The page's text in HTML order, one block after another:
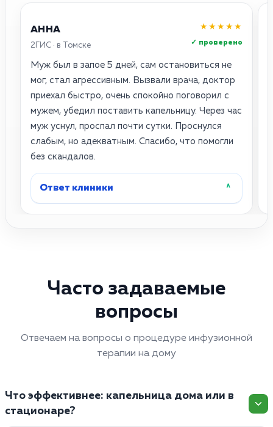
АННА
2ГИС · в Томске
★★★★★
✓ проверено
Муж был в запое 5 дней, сам остановиться не
мог, стал агрессивным. Вызвали врача, доктор
приехал быстро, очень спокойно поговорил с
мужем, убедил поставить капельницу. Через час
муж уснул, проспал почти сутки. Проснулся
слабым, но адекватным. Спасибо, что помогли
без скандалов.
Ответ клиники ˄
Часто задаваемые
вопросы
Отвечаем на вопросы о процедуре инфузионной
терапии на дому
Что эффективнее: капельница дома или в
стационаре?